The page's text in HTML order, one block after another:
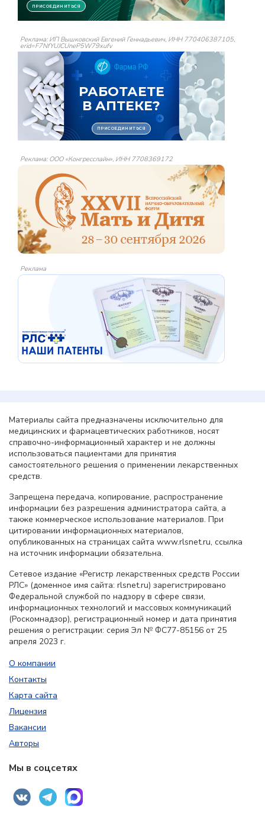
Реклама: ИП Вышковский Евгений Геннадьевич, ИНН 770406387105,
erid=F7NfYUJCUneP5W79xufv
Реклама: ООО «Конгресслайн», ИНН 7708369172
Реклама
Материалы сайта предназначены исключительно для
медицинских и фармацевтических работников, носят
справочно-информационный характер и не должны
использоваться пациентами для принятия
самостоятельного решения о применении лекарственных
средств.
Запрещена передача, копирование, распространение
информации без разрешения администратора сайта, а
также коммерческое использование материалов. При
цитировании информационных материалов,
опубликованных на страницах сайта www.rlsnet.ru, ссылка
на источник информации обязательна.
Сетевое издание «Регистр лекарственных средств России
РЛС» (доменное имя сайта: rlsnet.ru) зарегистрировано
Федеральной службой по надзору в сфере связи,
информационных технологий и массовых коммуникаций
(Роскомнадзор), регистрационный номер и дата принятия
решения о регистрации: серия Эл № ФС77-85156 от 25
апреля 2023 г.
О компании
Контакты
Карта сайта
Лицензия
Вакансии
Авторы
Мы в соцсетях